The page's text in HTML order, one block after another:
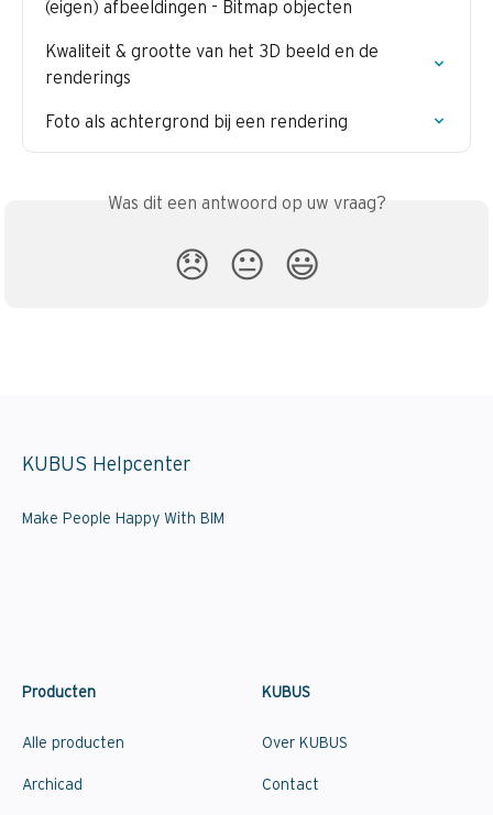
(eigen) afbeeldingen - Bitmap objecten
Kwaliteit & grootte van het 3D beeld en de
renderings
Foto als achtergrond bij een rendering
Was dit een antwoord op uw vraag?
😞 😐 😃
KUBUS Helpcenter
Make People Happy With BIM
Producten
Alle producten
Archicad
KUBUS
Over KUBUS
Contact